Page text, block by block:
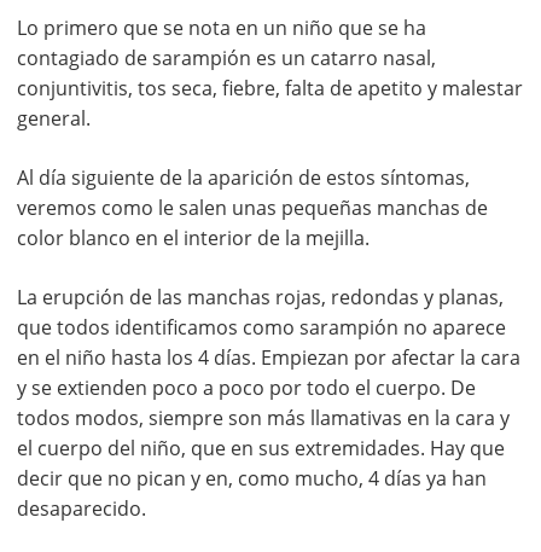
Lo primero que se nota en un niño que se ha
contagiado de sarampión es un catarro nasal,
conjuntivitis, tos seca, fiebre, falta de apetito y malestar
general.
Al día siguiente de la aparición de estos síntomas,
veremos como le salen unas pequeñas manchas de
color blanco en el interior de la mejilla.
La erupción de las manchas rojas, redondas y planas,
que todos identificamos como sarampión no aparece
en el niño hasta los 4 días. Empiezan por afectar la cara
y se extienden poco a poco por todo el cuerpo. De
todos modos, siempre son más llamativas en la cara y
el cuerpo del niño, que en sus extremidades. Hay que
decir que no pican y en, como mucho, 4 días ya han
desaparecido.